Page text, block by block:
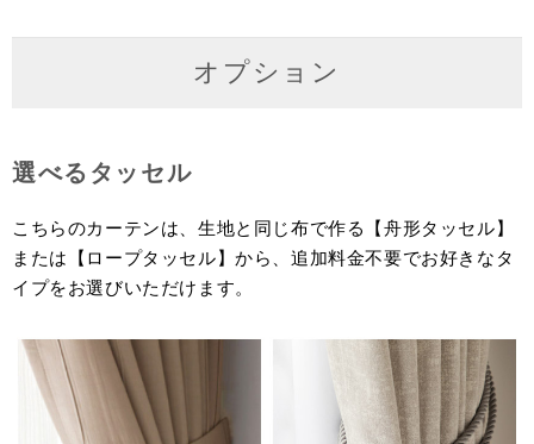
オプション
選べるタッセル
こちらのカーテンは、生地と同じ布で作る【舟形タッセル】
または【ロープタッセル】から、追加料金不要でお好きなタ
イプをお選びいただけます。